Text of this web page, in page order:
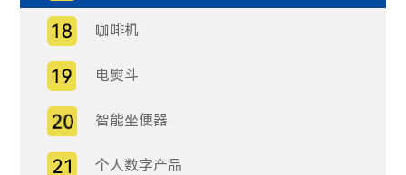
咖啡机
电熨斗
智能坐便器
个人数字产品